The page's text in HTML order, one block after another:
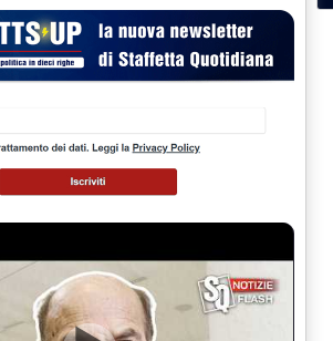
. PER I “PREZZI ITALIA” ANCORA